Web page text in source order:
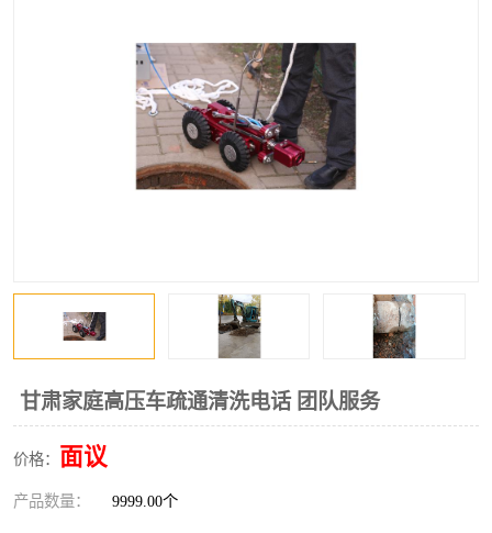
甘肃家庭高压车疏通清洗电话 团队服务
价格： 面议
产品数量： 9999.00个
自来水管漏水 管道疏通
高压车疏通清淤